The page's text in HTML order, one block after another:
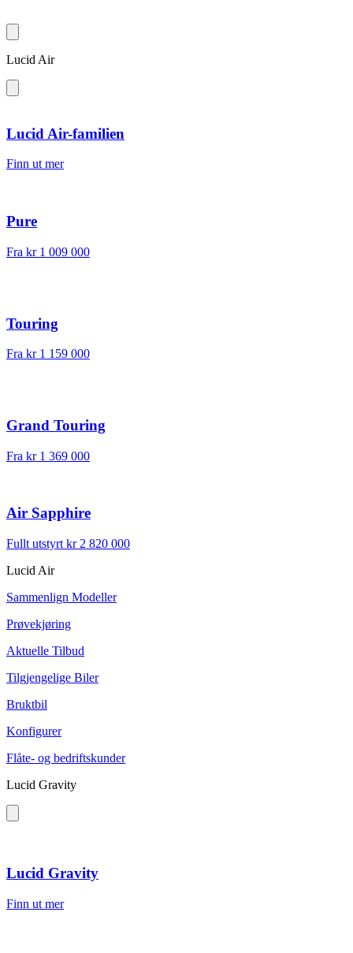
Lucid Air
Lucid Air-familien
Finn ut mer
Pure
Fra kr 1 009 000
Touring
Fra kr 1 159 000
Grand Touring
Fra kr 1 369 000
Air Sapphire
Fullt utstyrt kr 2 820 000
Lucid Air
Sammenlign Modeller
Prøvekjøring
Aktuelle Tilbud
Tilgjengelige Biler
Bruktbil
Konfigurer
Flåte- og bedriftskunder
Lucid Gravity
Lucid Gravity
Finn ut mer